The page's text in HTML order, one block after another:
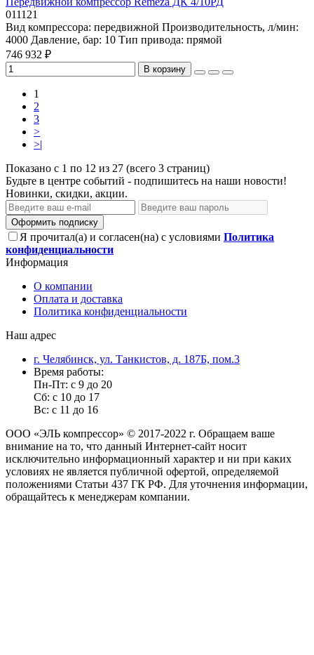
011121
Вид компрессора: передвижной Производительность, л/мин:
4000 Давление, бар: 10 Тип привода: прямой
746 932 ₽
В корзину
1
2
3
>
>|
Показано с 1 по 12 из 27 (всего 3 страниц)
Будьте в центре событий - подпишитесь на наши новости!
Новинки, скидки, акции.
Оформить подписку
Я прочитал(а) и согласен(на) с условиями Политика
конфиденциальности
Информация
О компании
Оплата и доставка
Политика конфиденциальности
Наш адрес
г. Челябинск, ул. Танкистов, д. 187Б, пом.3
Время работы:
Пн-Пт: с 9 до 20
Сб: с 10 до 17
Вс: с 11 до 16
ООО «ЭЛЬ компрессор» © 2017-2022 г. Обращаем ваше
внимание на то, что данный Интернет-сайт носит
исключительно информационный характер и ни при каких
условиях не является публичной офертой, определяемой
положениями Статьи 437 ГК РФ. Для уточнения информации,
обращайтесь к менеджерам компании.